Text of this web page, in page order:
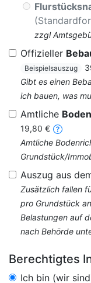
zzgl
Offizieller
Beispielsauszug
Gibt es einen
ich bauen, was
Amtliche
19,80 €
Amtliche
Grundstück/
Auszug aus
Zusätzlich fallen
pro Grundstück
Belastungen auf
nach Behörde
Berechtigtes
Ich bin (wir